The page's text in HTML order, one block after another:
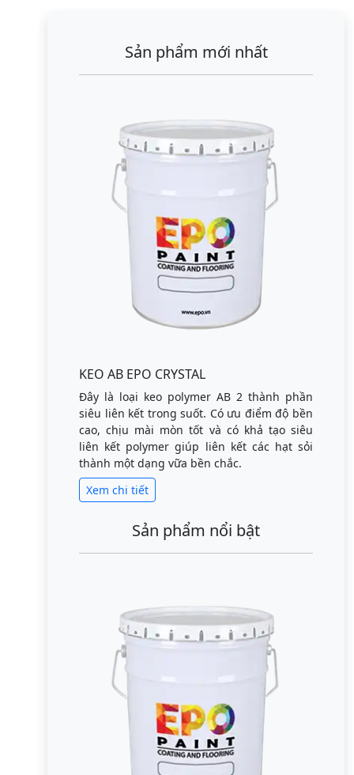
Sản phẩm mới nhất
KEO AB EPO CRYSTAL
Đây là loại keo polymer AB 2 thành phần
siêu liên kết trong suốt. Có ưu điểm độ bền
cao, chịu mài mòn tốt và có khả tạo siêu
liên kết polymer giúp liên kết các hạt sỏi
thành một dạng vữa bền chắc.
Xem chi tiết
Sản phẩm nổi bật